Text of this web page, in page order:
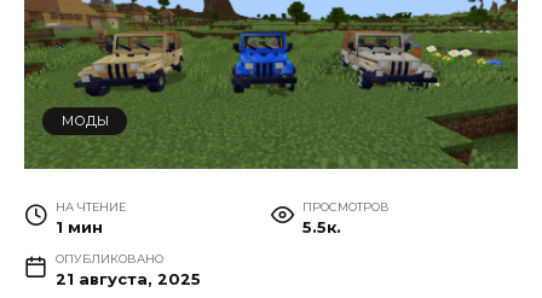
МОДЫ
НА ЧТЕНИЕ
1 мин
ПРОСМОТРОВ
5.5к.
ОПУБЛИКОВАНО
21 августа, 2025